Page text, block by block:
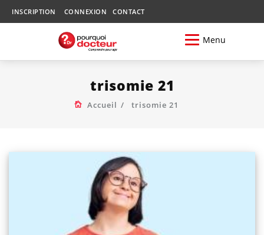
INSCRIPTION CONNEXION CONTACT
Menu
trisomie 21
Accueil trisomie 21